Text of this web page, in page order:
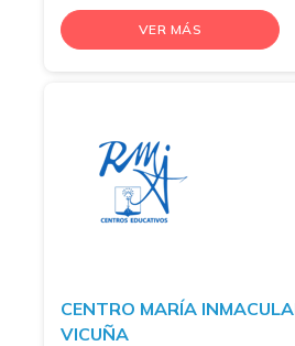
VER MÁS
CENTRO MARÍA
VICUÑA